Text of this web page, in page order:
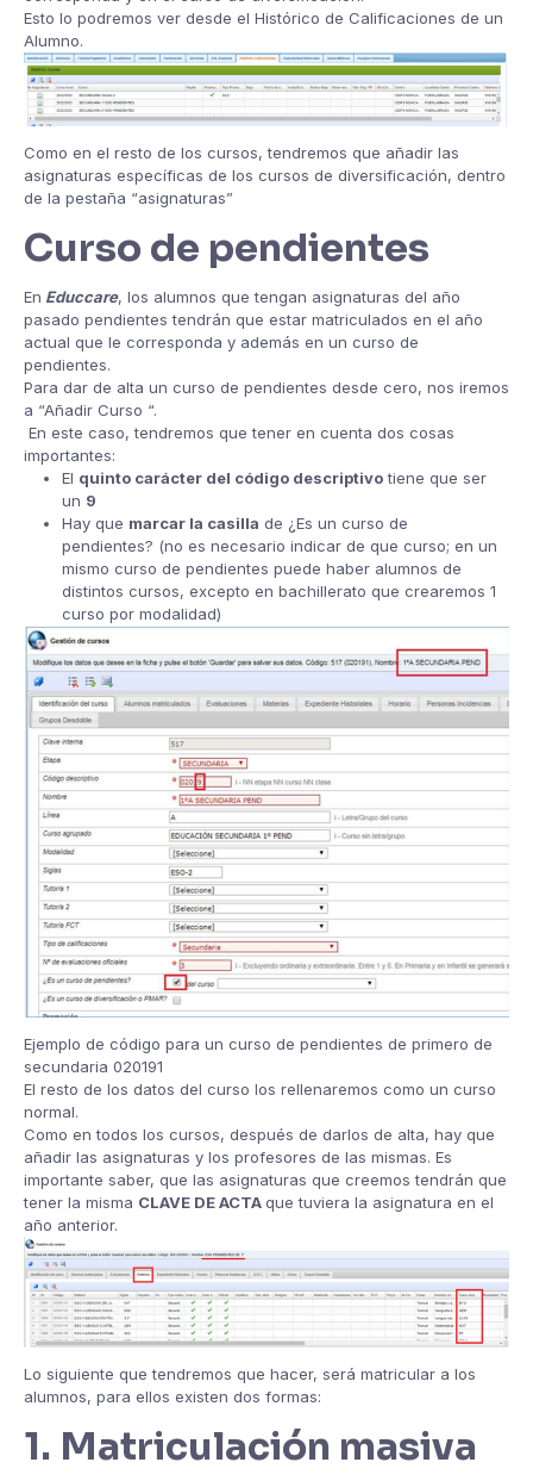
Esto lo podremos ver desde el Histórico de Calificaciones de un
Alumno.
Como en el resto de los cursos, tendremos que añadir las
asignaturas específicas de los cursos de diversificación, dentro
de la pestaña “asignaturas”
Curso de pendientes
En Educcare, los alumnos que tengan asignaturas del año
pasado pendientes tendrán que estar matriculados en el año
actual que le corresponda y además en un curso de
pendientes.
Para dar de alta un curso de pendientes desde cero, nos iremos
a “Añadir Curso “.
En este caso, tendremos que tener en cuenta dos cosas
importantes:
El quinto carácter del código descriptivotiene que ser
un 9
Hay que marcar la casilla de ¿Es un curso de
pendientes? (no es necesario indicar de que curso; en un
mismo curso de pendientes puede haber alumnos de
distintos cursos, excepto en bachillerato que crearemos 1
curso por modalidad)
Ejemplo de código para un curso de pendientes de primero de
secundaria 020191
El resto de los datos del curso los rellenaremos como un curso
normal.
Como en todos los cursos, después de darlos de alta, hay que
añadir las asignaturas y los profesores de las mismas. Es
importante saber, que las asignaturas que creemos tendrán que
tener la misma CLAVE DE ACTAque tuviera la asignatura en el
año anterior.
Lo siguiente que tendremos que hacer, será matricular a los
alumnos, para ellos existen dos formas:
1. Matriculación masiva